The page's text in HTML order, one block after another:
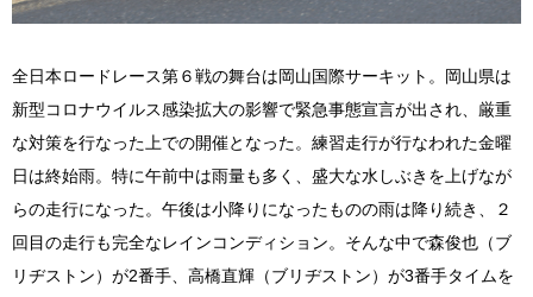
全日本ロードレース第６戦の舞台は岡山国際サーキット。岡山県は
新型コロナウイルス感染拡大の影響で緊急事態宣言が出され、厳重
な対策を行なった上での開催となった。練習走行が行なわれた金曜
日は終始雨。特に午前中は雨量も多く、盛大な水しぶきを上げなが
らの走行になった。午後は小降りになったものの雨は降り続き、２
回目の走行も完全なレインコンディション。そんな中で森俊也（ブ
リヂストン）が2番手、高橋直輝（ブリヂストン）が3番手タイムを